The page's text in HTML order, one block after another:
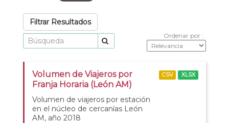
Filtrar Resultados
Ordenar por
Volumen de Viajeros por
Franja Horaria (León AM)
Volumen de viajeros por estación
en el núcleo de cercanías León
AM, año 2018
CSV XLSX